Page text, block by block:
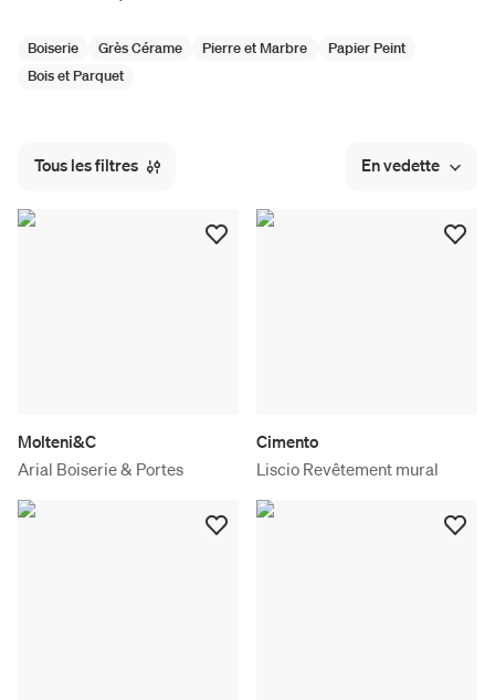
Boiserie Grès Cérame Pierre et Marbre
Papier Peint
Bois et Parquet
Tous les filtres En vedette
Molteni&C
Arial Boiserie & Portes
Cimento
Liscio Revêtement mural